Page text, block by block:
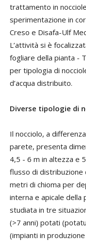
trattamento in
sperimentazione in
Creso e Disafa-Ulf
L’attività si è
fogliare della pianta -
per tipologia di
d’acqua distribuito.
Diverse tipologie di
Il nocciolo, a
parete, presenta
4,5 - 6 m in altezza e
flusso di
metri di chioma per
interna e apicale della
studiata in tre
(>7 anni) potati
(impianti in produzione